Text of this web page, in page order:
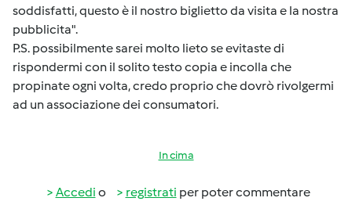
soddisfatti, questo è il nostro biglietto da visita e la nostra
pubblicita".
P.S. possibilmente sarei molto lieto se evitaste di
rispondermi con il solito testo copia e incolla che
propinate ogni volta, credo proprio che dovrò rivolgermi
ad un associazione dei consumatori.
In cima
Accedi o registrati per poter commentare